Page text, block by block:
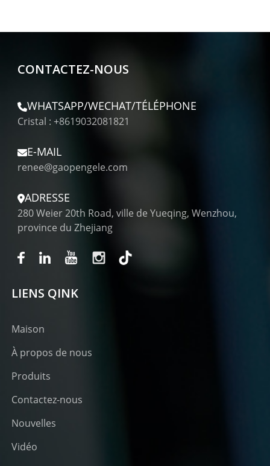
CONTACTEZ-NOUS
WHATSAPP/WECHAT/TÉLÉPHONE
Cristal : +8619032081821
E-MAIL
renee@gaopengele.com
ADRESSE
280 Weier 20th Road, ville de Yueqing, Wenzhou,
province du Zhejiang
LIENS QINK
Maison
À propos de nous
Produits
Contactez-nous
Nouvelles
Vidéo